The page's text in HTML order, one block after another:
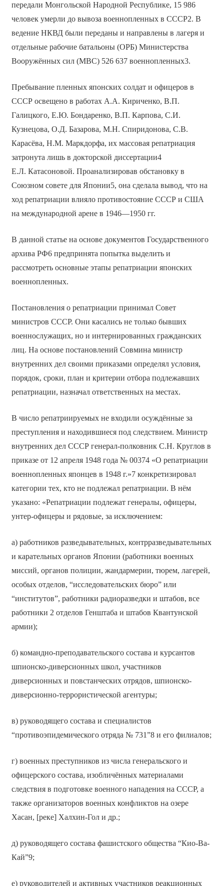
передали Монгольской Народной Республике, 15 986
человек умерли до вывоза военнопленных в СССР2. В
ведение НКВД были переданы и направлены в лагеря и
отдельные рабочие батальоны (ОРБ) Министерства
Вооружённых сил (МВС) 526 637 военнопленных3.
Пребывание пленных японских солдат и офицеров в
СССР освещено в работах А.А. Кириченко, В.П.
Галицкого, Е.Ю. Бондаренко, В.П. Карпова, С.И.
Кузнецова, О.Д. Базарова, М.Н. Спиридонова, С.В.
Карасёва, Н.М. Маркдорфа, их массовая репатриация
затронута лишь в докторской диссертации4
Е.Л. Катасоновой. Проанализировав обстановку в
Союзном совете для Японии5, она сделала вывод, что на
ход репатриации влияло противостояние СССР и США
на международной арене в 1946—1950 гг.
В данной статье на основе документов Государственного
архива РФ6 предпринята попытка выделить и
рассмотреть основные этапы репатриации японских
военнопленных.
Постановления о репатриации принимал Совет
министров СССР. Они касались не только бывших
военнослужащих, но и интернированных гражданских
лиц. На основе постановлений Совмина министр
внутренних дел своими приказами определял условия,
порядок, сроки, план и критерии отбора подлежавших
репатриации, назначал ответственных на местах.
В число репатриируемых не входили осуждённые за
преступления и находившиеся под следствием. Министр
внутренних дел СССР генерал-полковник С.Н. Круглов в
приказе от 12 апреля 1948 года № 00374 «О репатриации
военнопленных японцев в 1948 г.»7 конкретизировал
категории тех, кто не подлежал репатриации. В нём
указано: «Репатриации подлежат генералы, офицеры,
унтер-офицеры и рядовые, за исключением:
а) работников разведывательных, контрразведывательных
и карательных органов Японии (работники военных
миссий, органов полиции, жандармерии, тюрем, лагерей,
особых отделов, “исследовательских бюро” или
“институтов”, работники радиоразведки и штабов, все
работники 2 отделов Генштаба и штабов Квантунской
армии);
б) командно-преподавательского состава и курсантов
шпионско-диверсионных школ, участников
диверсионных и повстанческих отрядов, шпионско-
диверсионно-террористической агентуры;
в) руководящего состава и специалистов
“противоэпидемического отряда № 731”8 и его филиалов;
г) военных преступников из числа генеральского и
офицерского состава, изобличённых материалами
следствия в подготовке военного нападения на СССР, а
также организаторов военных конфликтов на озере
Хасан, [реке] Халхин-Гол и др.;
д) руководящего состава фашистского общества “Кио-Ва-
Кай”9;
е) руководителей и активных участников реакционных